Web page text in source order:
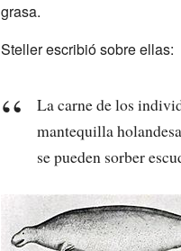
grasa.
Steller escribió sobre ellas:
La carne de los
mantequilla
se pueden sorber